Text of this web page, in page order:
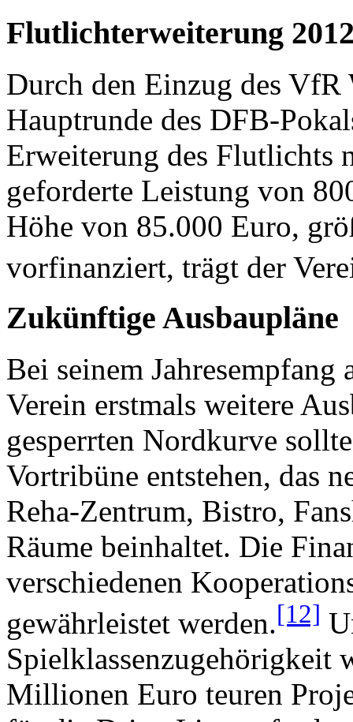
Flutlichterweiterung
Durch den Einzug des
Hauptrunde des DFB-
Erweiterung des Flutlichts
geforderte Leistung von
Höhe von 85.000 Euro,
vorfinanziert, trägt der
Zukünftige Ausbaupläne
Bei seinem
Verein erstmals weitere
gesperrten Nordkurve
Vortribüne entstehen, das
Reha-Zentrum, Bistro,
Räume beinhaltet. Die
verschiedenen
gewährleistet werden.[12]
Spielklassenzugehörigkeit
Millionen Euro teuren